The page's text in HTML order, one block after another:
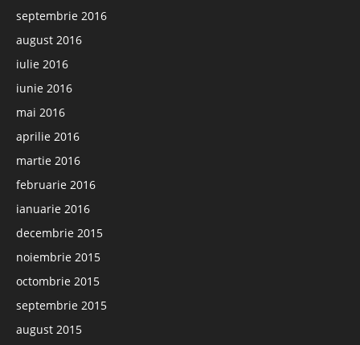
septembrie 2016
august 2016
iulie 2016
iunie 2016
mai 2016
aprilie 2016
martie 2016
februarie 2016
ianuarie 2016
decembrie 2015
noiembrie 2015
octombrie 2015
septembrie 2015
august 2015